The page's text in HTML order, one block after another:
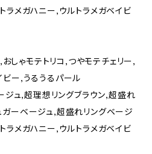
ラメガハニー,ウルトラメガベイビ
おしゃモテトリコ,つやモテチェリー,
ビー,うるうるパール
ジュ,超理想リングブラウン,超盛れ
ガーベージュ,超盛れリングベージ
ラメガハニー,ウルトラメガベイビ